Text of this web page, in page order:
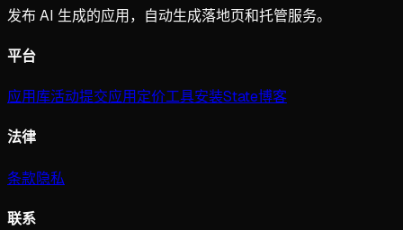
发布 AI 生成的应用，自动生成落地页和托管服务。
平台
应用库活动提交应用定价工具安装State博客
法律
条款隐私
联系